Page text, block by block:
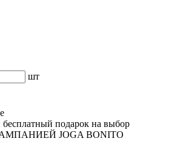
шт
подарок на выбор
JOGA BONITO